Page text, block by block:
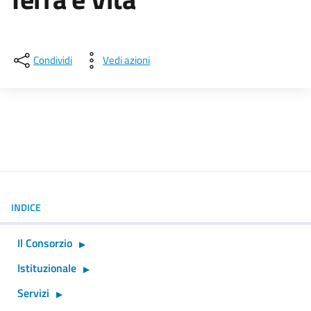
Condividi Vedi azioni
INDICE
Il Consorzio
Istituzionale
Servizi